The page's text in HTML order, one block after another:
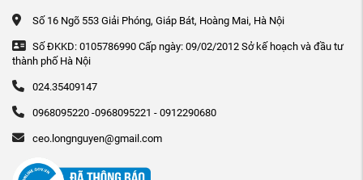
Số 16 Ngõ 553 Giải Phóng, Giáp Bát, Hoàng Mai, Hà Nội
Số ĐKKD: 0105786990 Cấp ngày: 09/02/2012 Sở kế hoạch và đầu tư
thành phố Hà Nội
024.35409147
0968095220 -0968095221 - 0912290680
ceo.longnguyen@gmail.com